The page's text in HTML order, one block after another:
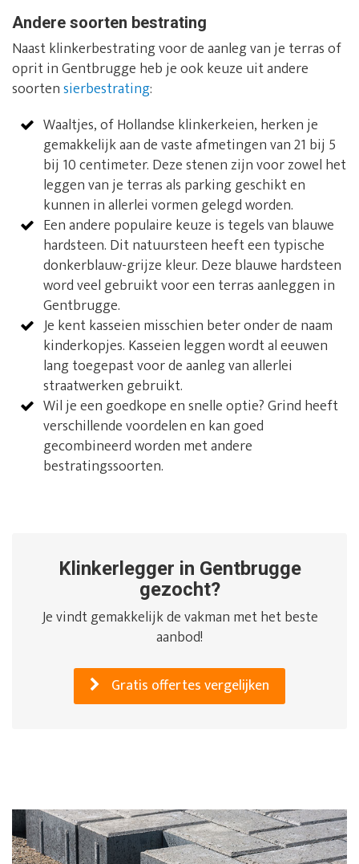
Andere soorten bestrating
Naast klinkerbestrating voor de aanleg van je terras of
oprit in Gentbrugge heb je ook keuze uit andere
soortensierbestrating:
Waaltjes, of Hollandse klinkerkeien, herken je
gemakkelijk aan de vaste afmetingen van 21 bij 5
bij 10 centimeter. Deze stenen zijn voor zowel het
leggen van je terras als parking geschikt en
kunnen in allerlei vormen gelegd worden.
Een andere populaire keuze is tegels van blauwe
hardsteen. Dit natuursteen heeft een typische
donkerblauw-grijze kleur. Deze blauwe hardsteen
word veel gebruikt voor een terras aanleggen in
Gentbrugge.
Je kent kasseien misschien beter onder de naam
kinderkopjes. Kasseien leggen wordt al eeuwen
lang toegepast voor de aanleg van allerlei
straatwerken gebruikt.
Wil je een goedkope en snelle optie? Grind heeft
verschillende voordelen en kan goed
gecombineerd worden met andere
bestratingssoorten.
Klinkerlegger in Gentbrugge
gezocht?
Je vindt gemakkelijk de vakman met het beste
aanbod!
Gratis offertes vergelijken